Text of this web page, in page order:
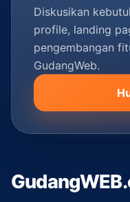
Diskusikan
profile, landing
pengembangan
GudangWeb.